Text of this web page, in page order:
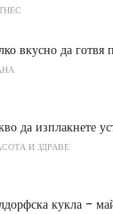
вкусно да готвя
да изплакнете
И ЗДРАВЕ
кукла -